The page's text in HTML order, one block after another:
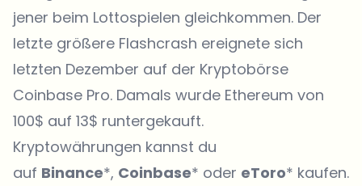
jener beim Lottospielen gleichkommen. Der
letzte größere Flashcrash ereignete sich
letzten Dezember auf der Kryptobörse
Coinbase Pro. Damals wurde Ethereum von
100$ auf 13$ runtergekauft.
Kryptowährungen kannst du
auf Binance*, Coinbase* oder eToro* kaufen.